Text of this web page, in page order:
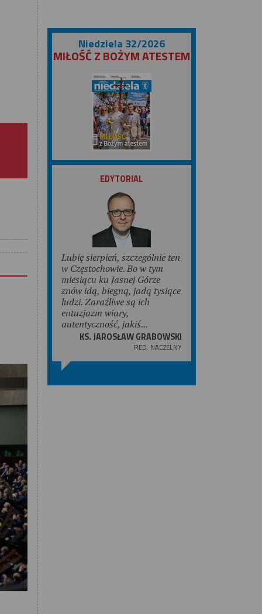
Niedziela 32/2026
MIŁOŚĆ Z BOŻYM ATESTEM
ZOBACZ
EDYTORIAL
Lubię sierpień, szczególnie ten
w Częstochowie. Bo w tym
miesiącu ku Jasnej Górze
znów idą, biegną, jadą tysiące
ludzi. Zaraźliwe są ich
entuzjazm wiary,
autentyczność, jakiś...
KS. JAROSŁAW GRABOWSKI
RED. NACZELNY